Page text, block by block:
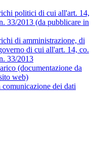
politici di cui all'art. 14,
33/2013 (da pubblicare in
di amministrazione, di
di cui all'art. 14, co.
33/2013
(documentazione da
web)
comunicazione dei dati